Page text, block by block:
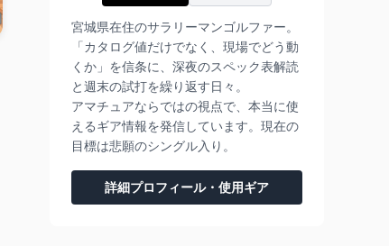
宮城県在住のサラリーマンゴルファー。
「カタログ値だけでなく、現場でどう動
くか」を信条に、深夜のスペック表解読
と週末の試打を繰り返す日々。
アマチュアならではの視点で、本当に使
えるギア情報を発信しています。現在の
目標は悲願のシングル入り。
詳細プロフィール・使用ギア